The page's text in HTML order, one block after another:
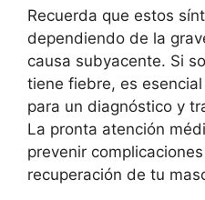
Recuerda que estos
dependiendo de la
causa subyacente. Si
tiene fiebre, es
para un diagnóstico y
La pronta atención
prevenir
recuperación de tu